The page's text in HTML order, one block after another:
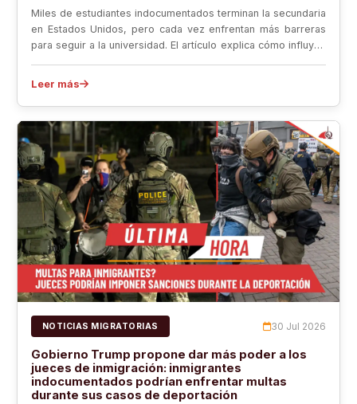
Miles de estudiantes indocumentados terminan la secundaria
en Estados Unidos, pero cada vez enfrentan más barreras
para seguir a la universidad. El artículo explica cómo influyen
financiera y las opciones disponibles tras el high school.
Leer más
NOTICIAS MIGRATORIAS 30 Jul 2026
Gobierno Trump propone dar más poder a los
jueces de inmigración: inmigrantes
indocumentados podrían enfrentar multas
durante sus casos de deportación